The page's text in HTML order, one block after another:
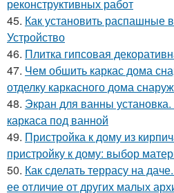
реконструктивных работ
45. Как установить распашные
Устройство
46. Плитка гипсовая
47. Чем обшить каркас дома
отделку каркасного дома
48. Экран для ванны
каркаса под ванной
49. Пристройка к дому из
пристройку к дому: выбор
50. Как сделать террасу на
ее отличие от других малых